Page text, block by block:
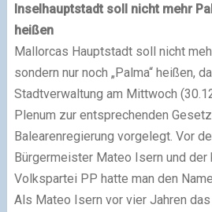
Inselhauptstadt soll nicht mehr
heißen
Mallorcas Hauptstadt soll nicht
sondern nur noch „Palma“ heißen,
Stadtverwaltung am Mittwoch
Plenum zur entsprechenden
Balearenregierung vorgelegt. Vor
Bürgermeister Mateo Isern und der
Volkspartei PP hatte man den
Als Mateo Isern vor vier Jahren